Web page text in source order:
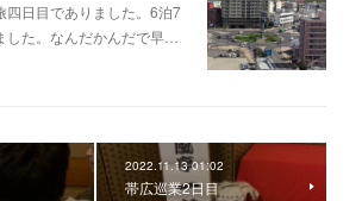
四日目でありました。6泊7
した。なんだかんだで早…
2022.11.13 01:02
帯広巡業2日目